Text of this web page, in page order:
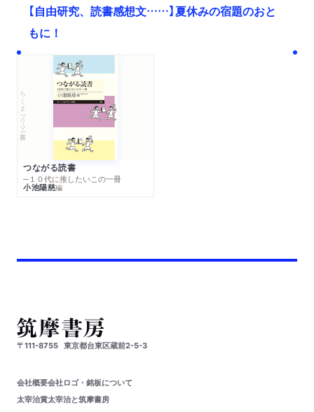
【自由研究、読書感想文……】夏休みの宿題のおと
もに！
ちくまプリマー新書
つながる読書
─１０代に推したいこの一冊
小池陽慈編
〒111-8755 東京都台東区蔵前2-5-3
会社概要会社ロゴ・銘板について
太宰治賞太宰治と筑摩書房